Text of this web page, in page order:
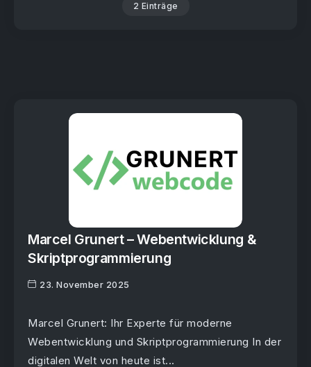
2 Einträge
Marcel Grunert – Webentwicklung &
Skriptprogrammierung
23. November 2025
Marcel Grunert: Ihr Experte für moderne
Webentwicklung und Skriptprogrammierung In der
digitalen Welt von heute ist...